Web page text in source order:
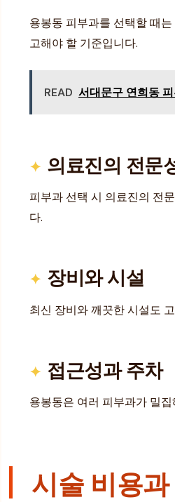
용봉동 피부과를 선택할 때
고해야 할 기준입니다.
READ 서대문구 연희동
의료진의 전문
피부과 선택 시 의료진의 전
다.
장비와 시설
최신 장비와 깨끗한 시설도
접근성과 주차
용봉동은 여러 피부과가 밀
시술 비용